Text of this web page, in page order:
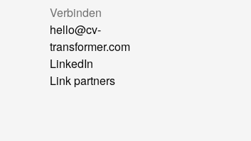
Verbinden
hello@cv-
transformer.com
LinkedIn
Link partners